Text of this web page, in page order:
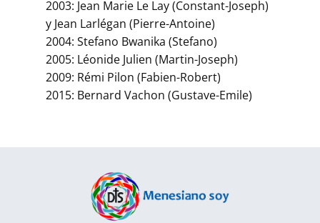
2003: Jean Marie Le Lay (Constant-Joseph)
y Jean Larlégan (Pierre-Antoine)
2004: Stefano Bwanika (Stefano)
2005: Léonide Julien (Martin-Joseph)
2009: Rémi Pilon (Fabien-Robert)
2015: Bernard Vachon (Gustave-Emile)